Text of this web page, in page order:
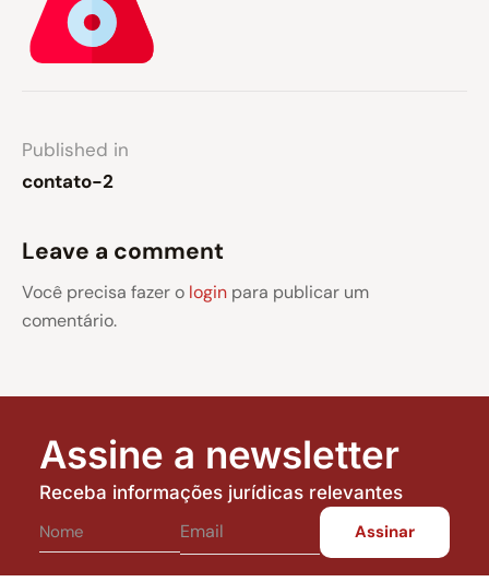
Published in
contato-2
Leave a comment
Você precisa fazer o login para publicar um
comentário.
Assine a newsletter
Receba informações jurídicas relevantes